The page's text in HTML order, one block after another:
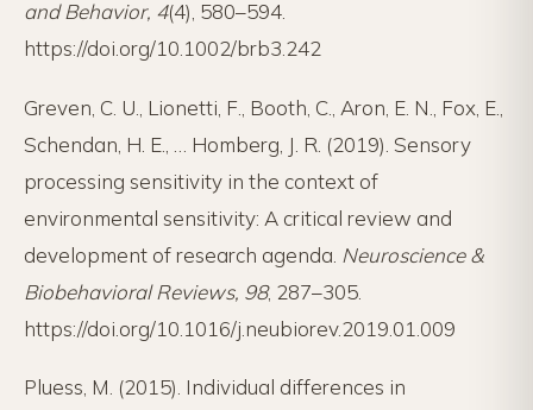
and Behavior, 4(4), 580–594.
https://doi.org/10.1002/brb3.242
Greven, C. U., Lionetti, F., Booth, C., Aron, E. N., Fox, E.,
Schendan, H. E., … Homberg, J. R. (2019). Sensory
processing sensitivity in the context of
environmental sensitivity: A critical review and
development of research agenda. Neuroscience &
Biobehavioral Reviews, 98, 287–305.
https://doi.org/10.1016/j.neubiorev.2019.01.009
Pluess, M. (2015). Individual differences in